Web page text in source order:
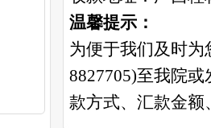
温馨提示：
为便于我们及时为
8827705)至我院
款方式、汇款金额